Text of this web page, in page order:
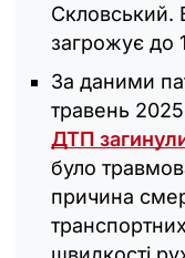
Скловський.
загрожує до
За даними
травень 2025
ДТП
було
причина